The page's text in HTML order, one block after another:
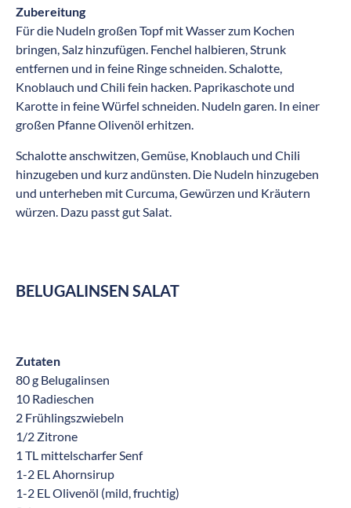
Zubereitung
Für die Nudeln großen Topf mit Wasser zum Kochen
bringen, Salz hinzufügen. Fenchel halbieren, Strunk
entfernen und in feine Ringe schneiden. Schalotte,
Knoblauch und Chili fein hacken. Paprikaschote und
Karotte in feine Würfel schneiden. Nudeln garen. In einer
großen Pfanne Olivenöl erhitzen.
Schalotte anschwitzen, Gemüse, Knoblauch und Chili
hinzugeben und kurz andünsten. Die Nudeln hinzugeben
und unterheben mit Curcuma, Gewürzen und Kräutern
würzen. Dazu passt gut Salat.
BELUGALINSEN SALAT
Zutaten
80 g Belugalinsen
10 Radieschen
2 Frühlingszwiebeln
1/2 Zitrone
1 TL mittelscharfer Senf
1-2 EL Ahornsirup
1-2 EL Olivenöl (mild, fruchtig)